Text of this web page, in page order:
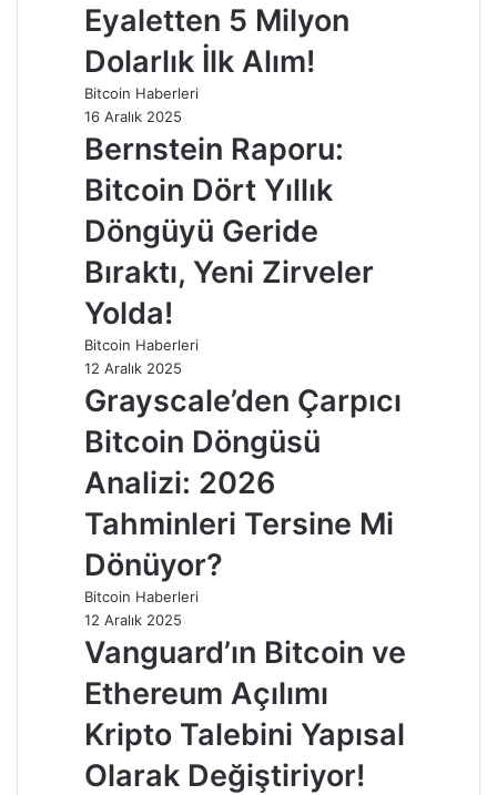
Eyaletten 5 Milyon
Dolarlık İlk Alım!
Bitcoin Haberleri
16 Aralık 2025
Bernstein Raporu:
Bitcoin Dört Yıllık
Döngüyü Geride
Bıraktı, Yeni Zirveler
Yolda!
Bitcoin Haberleri
12 Aralık 2025
Grayscale’den Çarpıcı
Bitcoin Döngüsü
Analizi: 2026
Tahminleri Tersine Mi
Dönüyor?
Bitcoin Haberleri
12 Aralık 2025
Vanguard’ın Bitcoin ve
Ethereum Açılımı
Kripto Talebini Yapısal
Olarak Değiştiriyor!